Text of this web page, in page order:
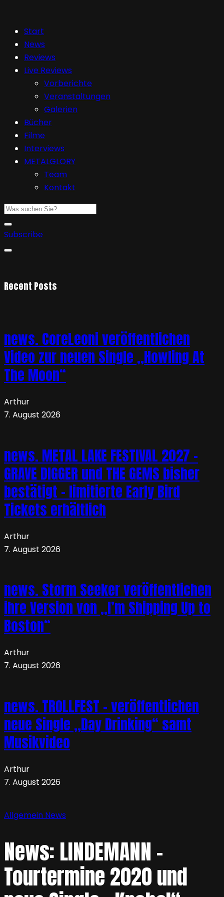
Start
News
Reviews
Live Reviews
Vorberichte
Veranstaltungen
Galerien
Bücher
Filme
Interviews
METALGLORY
Team
Kontakt
Subscribe
Recent Posts
news. CoreLeoni veröffentlichen
Video zur neuen Single „Howling At
The Moon“
Arthur
7. August 2026
news. METAL LAKE FESTIVAL 2027 –
GRAVE DIGGER und THE GEMS bisher
bestätigt – limitierte Early Bird
Tickets erhältlich
Arthur
7. August 2026
news. Storm Seeker veröffentlichen
ihre Version von „I’m Shipping Up to
Boston“
Arthur
7. August 2026
news. TROLLFEST – veröffentlichen
neue Single „Day Drinking“ samt
Musikvideo
Arthur
7. August 2026
Allgemein News
News: LINDEMANN –
Tourtermine 2020 und